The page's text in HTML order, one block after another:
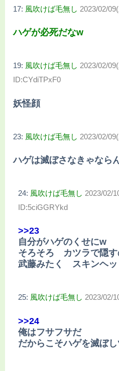
17: 風吹けば毛無し 2023/02/
ハゲが必死だなw
19: 風吹けば毛無し 2023/02/
ID:CYdiTPxF0
妖怪顔
23: 風吹けば毛無し 2023/02/
ハゲは滅ぼさなきゃなら
24: 風吹けば毛無し 2023/02/
ID:5ciGGRYkd
>>23
自分がハゲのくせにw
そろそろ カツラで隠す
武藤みたく スキンヘッ
25: 風吹けば毛無し 2023/02/
>>24
俺はフサフサだ
だからこそハゲを滅ぼ